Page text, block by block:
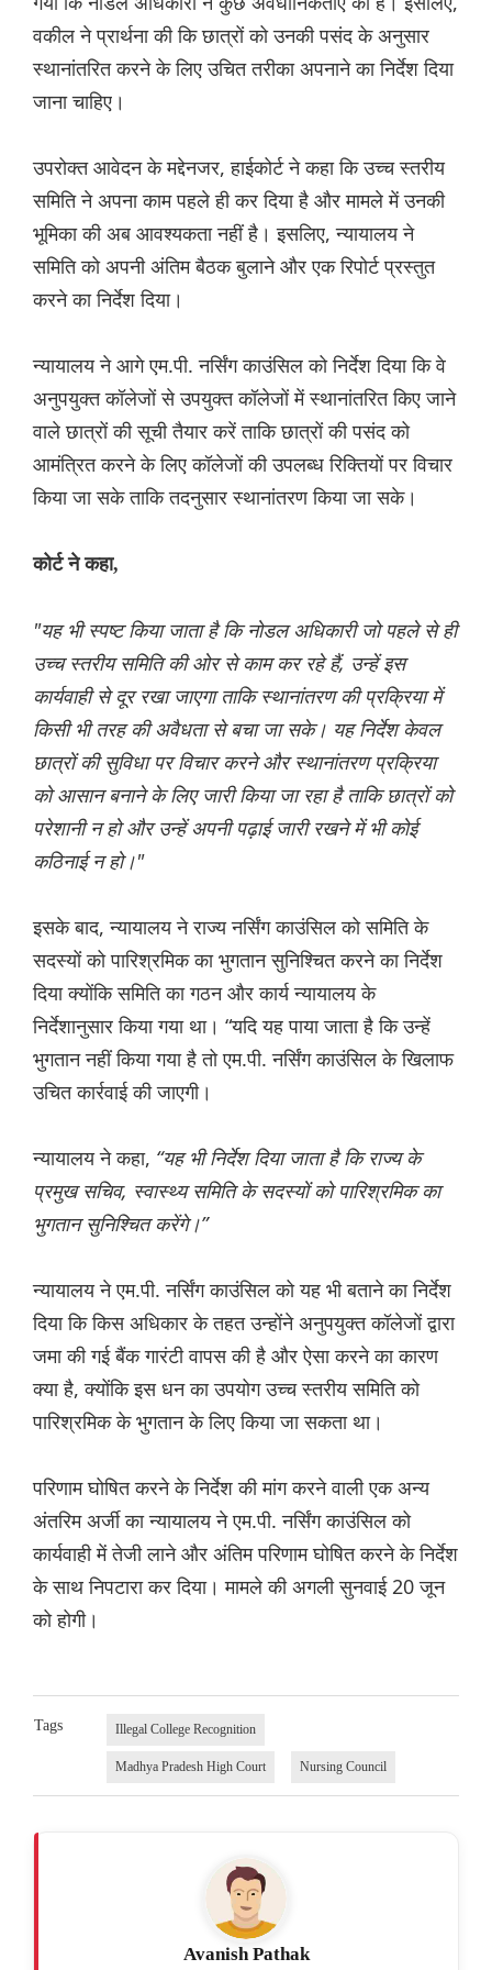
वकील ने प्रार्थना की कि छात्रों को उनकी पसंद के अनुसार
स्थानांतरित करने के लिए उचित तरीका अपनाने का निर्देश दिया
जाना चाहिए।
उपरोक्त आवेदन के मद्देनजर, हाईकोर्ट ने कहा कि उच्च स्तरीय
समिति ने अपना काम पहले ही कर दिया है और मामले में उनकी
भूमिका की अब आवश्यकता नहीं है। इसलिए, न्यायालय ने
समिति को अपनी अंतिम बैठक बुलाने और एक रिपोर्ट प्रस्तुत
करने का निर्देश दिया।
न्यायालय ने आगे एम.पी. नर्सिंग काउंसिल को निर्देश दिया कि वे
अनुपयुक्त कॉलेजों से उपयुक्त कॉलेजों में स्थानांतरित किए जाने
वाले छात्रों की सूची तैयार करें ताकि छात्रों की पसंद को
आमंत्रित करने के लिए कॉलेजों की उपलब्ध रिक्तियों पर विचार
किया जा सके ताकि तदनुसार स्थानांतरण किया जा सके।
कोर्ट ने कहा,
"यह भी स्पष्ट किया जाता है कि नोडल अधिकारी जो पहले से ही
उच्च स्तरीय समिति की ओर से काम कर रहे हैं, उन्हें इस
कार्यवाही से दूर रखा जाएगा ताकि स्थानांतरण की प्रक्रिया में
किसी भी तरह की अवैधता से बचा जा सके। यह निर्देश केवल
छात्रों की सुविधा पर विचार करने और स्थानांतरण प्रक्रिया
को आसान बनाने के लिए जारी किया जा रहा है ताकि छात्रों को
परेशानी न हो और उन्हें अपनी पढ़ाई जारी रखने में भी कोई
कठिनाई न हो।"
इसके बाद, न्यायालय ने राज्य नर्सिंग काउंसिल को समिति के
सदस्यों को पारिश्रमिक का भुगतान सुनिश्चित करने का निर्देश
दिया क्योंकि समिति का गठन और कार्य न्यायालय के
निर्देशानुसार किया गया था। “यदि यह पाया जाता है कि उन्हें
भुगतान नहीं किया गया है तो एम.पी. नर्सिंग काउंसिल के खिलाफ
उचित कार्रवाई की जाएगी।
न्यायालय ने कहा, “यह भी निर्देश दिया जाता है कि राज्य के
प्रमुख सचिव, स्वास्थ्य समिति के सदस्यों को पारिश्रमिक का
भुगतान सुनिश्चित करेंगे।”
न्यायालय ने एम.पी. नर्सिंग काउंसिल को यह भी बताने का निर्देश
दिया कि किस अधिकार के तहत उन्होंने अनुपयुक्त कॉलेजों द्वारा
जमा की गई बैंक गारंटी वापस की है और ऐसा करने का कारण
क्या है, क्योंकि इस धन का उपयोग उच्च स्तरीय समिति को
पारिश्रमिक के भुगतान के लिए किया जा सकता था।
परिणाम घोषित करने के निर्देश की मांग करने वाली एक अन्य
अंतरिम अर्जी का न्यायालय ने एम.पी. नर्सिंग काउंसिल को
कार्यवाही में तेजी लाने और अंतिम परिणाम घोषित करने के निर्देश
के साथ निपटारा कर दिया। मामले की अगली सुनवाई 20 जून
को होगी।
Tags Illegal College Recognition
Madhya Pradesh High Court Nursing Council
Avanish Pathak